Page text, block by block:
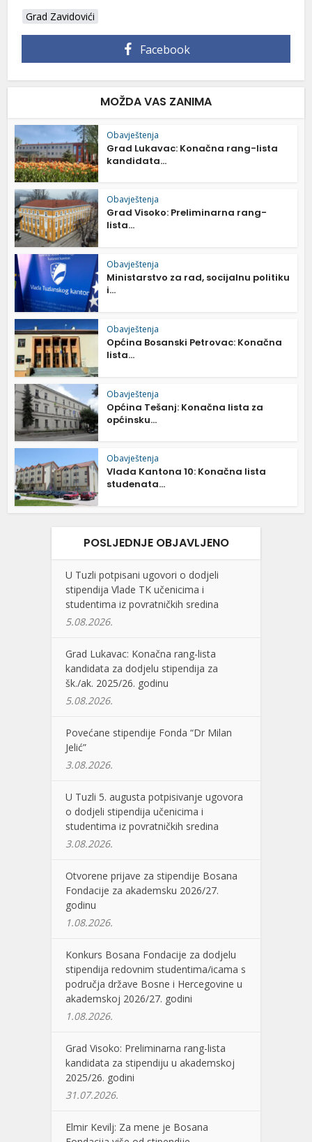
Grad Zavidovići
Facebook
MOŽDA VAS ZANIMA
Obavještenja
Grad Lukavac: Konačna rang-lista
kandidata...
Obavještenja
Grad Visoko: Preliminarna rang-
lista...
Obavještenja
Ministarstvo za rad, socijalnu politiku
i...
Obavještenja
Općina Bosanski Petrovac: Konačna
lista...
Obavještenja
Općina Tešanj: Konačna lista za
općinsku...
Obavještenja
Vlada Kantona 10: Konačna lista
studenata...
POSLJEDNJE OBJAVLJENO
U Tuzli potpisani ugovori o dodjeli
stipendija Vlade TK učenicima i
studentima iz povratničkih sredina
5.08.2026.
Grad Lukavac: Konačna rang-lista
kandidata za dodjelu stipendija za
šk./ak. 2025/26. godinu
5.08.2026.
Povećane stipendije Fonda “Dr Milan
Jelić”
3.08.2026.
U Tuzli 5. augusta potpisivanje ugovora
o dodjeli stipendija učenicima i
studentima iz povratničkih sredina
3.08.2026.
Otvorene prijave za stipendije Bosana
Fondacije za akademsku 2026/27.
godinu
1.08.2026.
Konkurs Bosana Fondacije za dodjelu
stipendija redovnim studentima/icama s
područja države Bosne i Hercegovine u
akademskoj 2026/27. godini
1.08.2026.
Grad Visoko: Preliminarna rang-lista
kandidata za stipendiju u akademskoj
2025/26. godini
31.07.2026.
Elmir Kevilj: Za mene je Bosana